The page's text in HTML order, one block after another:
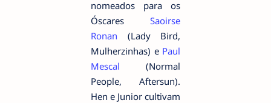
nomeados para os
Óscares Saoirse
Ronan (Lady Bird,
Mulherzinhas) e Paul
Mescal (Normal
People, Aftersun).
Hen e Junior cultivam